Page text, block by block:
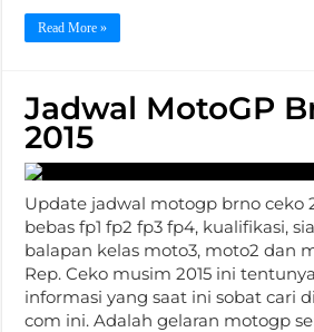
Read More »
Jadwal MotoGP
2015
Update jadwal motogp brno ceko
bebas fp1 fp2 fp3 fp4, kualifikasi,
balapan kelas moto3, moto2 dan
Rep. Ceko musim 2015 ini
informasi yang saat ini sobat cari
com ini. Adalah gelaran motogp